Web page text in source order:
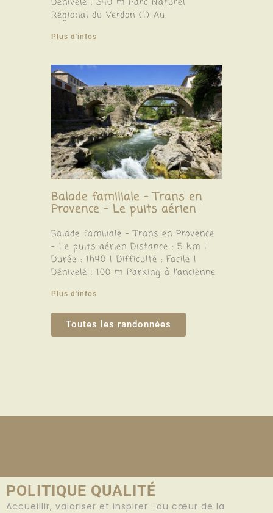
Dénivelé : 340 m Parc Naturel
Régional du Verdon (1) Au
Plus d'infos
Balade familiale – Trans en
Provence – Le puits aérien
Balade familiale – Trans en Provence
– Le puits aérien Distance : 5 km |
Durée : 1h40 | Difficulté : Facile |
Dénivelé : 100 m Parking à l’ancienne
Plus d'infos
Toutes les randonnées
POLITIQUE QUALITÉ
Accueillir, valoriser et inspirer : au cœur de la